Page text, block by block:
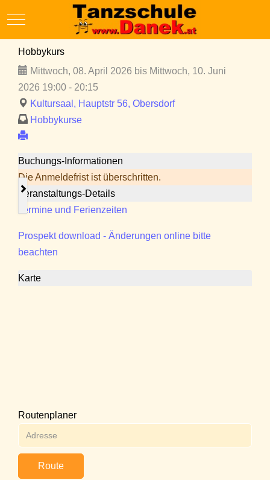
Mobile Menu Toggle
Hobbykurs
Mittwoch, 08. April 2026 bis Mittwoch, 10. Juni
2026 19:00 - 20:15
Kultursaal, Hauptstr 56, Obersdorf
Hobbykurse
Buchungs-Informationen
Die Anmeldefrist ist überschritten.
Veranstaltungs-Details
Termine und Ferienzeiten
Prospekt download - Änderungen online bitte
beachten
Karte
Routenplaner
Route